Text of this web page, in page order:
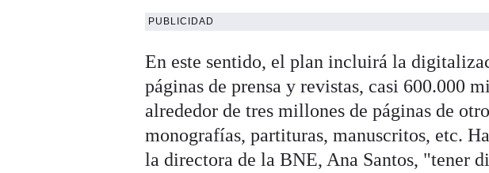
PUBLICIDAD
En este sentido, el plan incluirá la
páginas de prensa y revistas, casi 600.000
alrededor de tres millones de páginas de
monografías, partituras, manuscritos, etc.
la directora de la BNE, Ana Santos, "tener